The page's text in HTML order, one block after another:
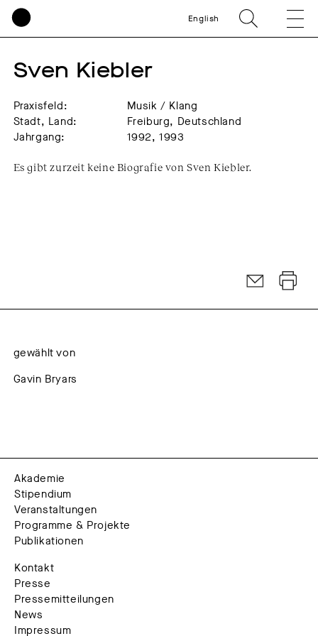
English
Sven Kiebler
Praxisfeld:
Musik / Klang
Stadt, Land:
Freiburg, Deutschland
Jahrgang:
1992, 1993
Es gibt zurzeit keine Biografie von Sven Kiebler.
gewählt von
Gavin Bryars
Akademie
Stipendium
Veranstaltungen
Programme & Projekte
Publikationen
Kontakt
Presse
Pressemitteilungen
News
Impressum